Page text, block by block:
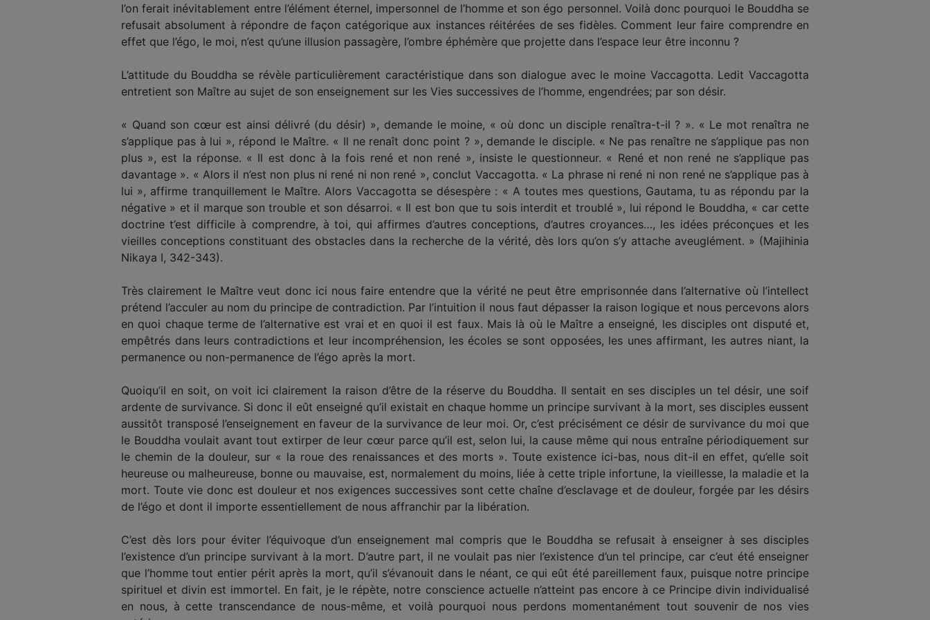
l’on ferait inévitablement entre l’élément éternel, impersonnel de l’homme et son égo personnel. Voilà donc pourquoi le Bouddha se
refusait absolument à répondre de façon catégorique aux instances réitérées de ses fidèles. Comment leur faire comprendre en
effet que l’égo, le moi, n’est qu’une illusion passagère, l’ombre éphémère que projette dans l’espace leur être inconnu ?
L’attitude du Bouddha se révèle particulièrement caractéristique dans son dialogue avec le moine Vaccagotta. Ledit Vaccagotta
entretient son Maître au sujet de son enseignement sur les Vies successives de l’homme, engendrées; par son désir.
« Quand son cœur est ainsi délivré (du désir) », demande le moine, « où donc un disciple renaîtra-t-il ? ». « Le mot renaîtra ne
s’applique pas à lui », répond le Maître. « Il ne renaît donc point ? », demande le disciple. « Ne pas renaître ne s’applique pas non
plus », est la réponse. « Il est donc à la fois rené et non rené », insiste le questionneur. « René et non rené ne s’applique pas
davantage ». « Alors il n’est non plus ni rené ni non rené », conclut Vaccagotta. « La phrase ni rené ni non rené ne s’applique pas à
lui », affirme tranquillement le Maître. Alors Vaccagotta se désespère : « A toutes mes questions, Gautama, tu as répondu par la
négative » et il marque son trouble et son désarroi. « Il est bon que tu sois interdit et troublé », lui répond le Bouddha, « car cette
doctrine t’est difficile à comprendre, à toi, qui affirmes d’autres conceptions, d’autres croyances…, les idées préconçues et les
vieilles conceptions constituant des obstacles dans la recherche de la vérité, dès lors qu’on s’y attache aveuglément. » (Majihinia
Nikaya I, 342-343).
Très clairement le Maître veut donc ici nous faire entendre que la vérité ne peut être emprisonnée dans l’alternative où l’intellect
prétend l’acculer au nom du principe de contradiction. Par l’intuition il nous faut dépasser la raison logique et nous percevons alors
en quoi chaque terme de l’alternative est vrai et en quoi il est faux. Mais là où le Maître a enseigné, les disciples ont disputé et,
empêtrés dans leurs contradictions et leur incompréhension, les écoles se sont opposées, les unes affirmant, les autres niant, la
permanence ou non-permanence de l’égo après la mort.
Quoiqu’il en soit, on voit ici clairement la raison d’être de la réserve du Bouddha. Il sentait en ses disciples un tel désir, une soif
ardente de survivance. Si donc il eût enseigné qu’il existait en chaque homme un principe survivant à la mort, ses disciples eussent
aussitôt transposé l’enseignement en faveur de la survivance de leur moi. Or, c’est précisément ce désir de survivance du moi que
le Bouddha voulait avant tout extirper de leur cœur parce qu’il est, selon lui, la cause même qui nous entraîne périodiquement sur
le chemin de la douleur, sur « la roue des renaissances et des morts ». Toute existence ici-bas, nous dit-il en effet, qu’elle soit
heureuse ou malheureuse, bonne ou mauvaise, est, normalement du moins, liée à cette triple infortune, la vieillesse, la maladie et la
mort. Toute vie donc est douleur et nos exigences successives sont cette chaîne d’esclavage et de douleur, forgée par les désirs
de l’égo et dont il importe essentiellement de nous affranchir par la libération.
C’est dès lors pour éviter l’équivoque d’un enseignement mal compris que le Bouddha se refusait à enseigner à ses disciples
l’existence d’un principe survivant à la mort. D’autre part, il ne voulait pas nier l’existence d’un tel principe, car c’eut été enseigner
que l’homme tout entier périt après la mort, qu’il s’évanouit dans le néant, ce qui eût été pareillement faux, puisque notre principe
spirituel et divin est immortel. En fait, je le répète, notre conscience actuelle n’atteint pas encore à ce Principe divin individualisé
en nous, à cette transcendance de nous-même, et voilà pourquoi nous perdons momentanément tout souvenir de nos vies